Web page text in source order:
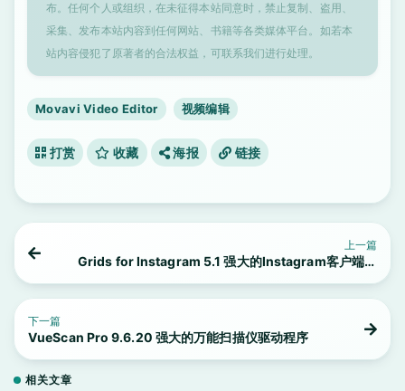
布。任何个人或组织，在未征得本站同意时，禁止复制、盗用、
采集、发布本站内容到任何网站、书籍等各类媒体平台。如若本
站内容侵犯了原著者的合法权益，可联系我们进行处理。
Movavi Video Editor 视频编辑
打赏 收藏 海报 链接
上一篇
Grids for Instagram 5.1 强大的Instagram客户端工
下一篇
VueScan Pro 9.6.20 强大的万能扫描仪驱动程序
相关文章